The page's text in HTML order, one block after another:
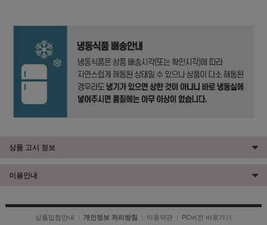
상품 고시 정보
이용안내
상품입점안내 | 개인정보 처리방침 | 이용약관 | PC버전 바로가기